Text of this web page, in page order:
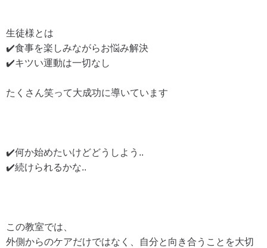
生徒様とは
✔️食事を楽しみながらお悩み解決
✔️キツい運動は一切なし
たくさん笑って大成功に導いています
✔️何か始めたいけどどうしよう..
✔️続けられるかな..
この教室では、
外側からのケアだけではなく、自分と向き合うことを大切